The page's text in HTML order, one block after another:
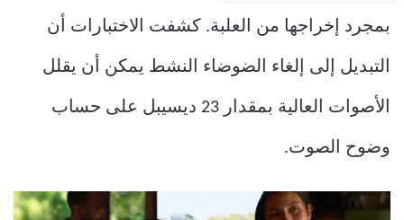
بمجرد إخراجها من العلبة. كشفت الاختبارات أن
التبديل إلى إلغاء الضوضاء النشط يمكن أن يقلل
الأصوات العالية بمقدار 23 ديسيبل على حساب
وضوح الصوت.